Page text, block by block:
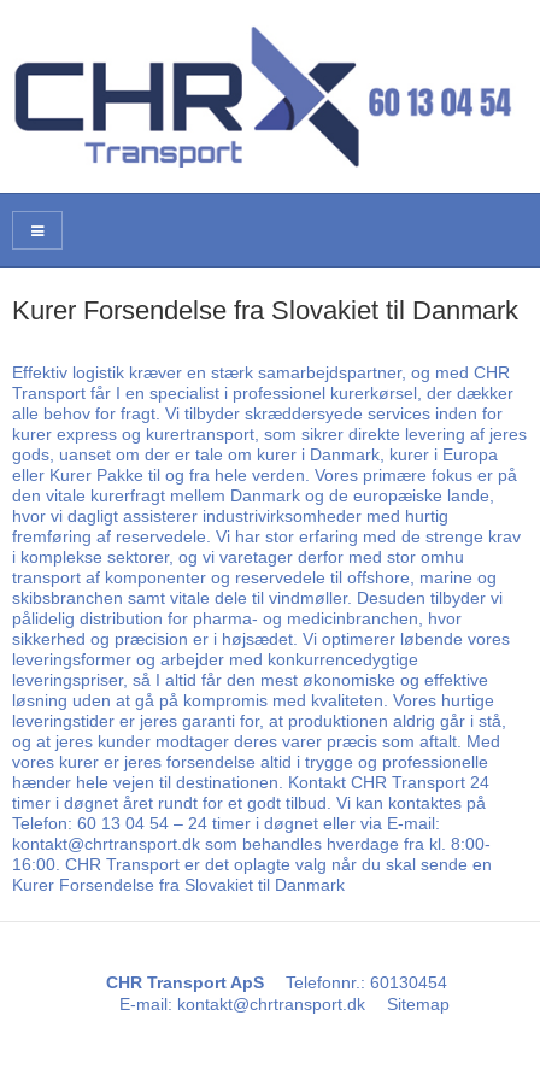
Kurer Forsendelse fra Slovakiet til Danmark
Effektiv logistik kræver en stærk samarbejdspartner, og med CHR
Transport får I en specialist i professionel kurerkørsel, der dækker
alle behov for fragt. Vi tilbyder skræddersyede services inden for
kurer express og kurertransport, som sikrer direkte levering af jeres
gods, uanset om der er tale om kurer i Danmark, kurer i Europa
eller Kurer Pakke til og fra hele verden. Vores primære fokus er på
den vitale kurerfragt mellem Danmark og de europæiske lande,
hvor vi dagligt assisterer industrivirksomheder med hurtig
fremføring af reservedele. Vi har stor erfaring med de strenge krav
i komplekse sektorer, og vi varetager derfor med stor omhu
transport af komponenter og reservedele til offshore, marine og
skibsbranchen samt vitale dele til vindmøller. Desuden tilbyder vi
pålidelig distribution for pharma- og medicinbranchen, hvor
sikkerhed og præcision er i højsædet. Vi optimerer løbende vores
leveringsformer og arbejder med konkurrencedygtige
leveringspriser, så I altid får den mest økonomiske og effektive
løsning uden at gå på kompromis med kvaliteten. Vores hurtige
leveringstider er jeres garanti for, at produktionen aldrig går i stå,
og at jeres kunder modtager deres varer præcis som aftalt. Med
vores kurer er jeres forsendelse altid i trygge og professionelle
hænder hele vejen til destinationen. Kontakt CHR Transport 24
timer i døgnet året rundt for et godt tilbud. Vi kan kontaktes på
Telefon: 60 13 04 54 – 24 timer i døgnet eller via E-mail:
kontakt@chrtransport.dk som behandles hverdage fra kl. 8:00-
16:00. CHR Transport er det oplagte valg når du skal sende en
Kurer Forsendelse fra Slovakiet til Danmark
CHR Transport ApS Telefonnr.: 60130454
E-mail: kontakt@chrtransport.dk Sitemap